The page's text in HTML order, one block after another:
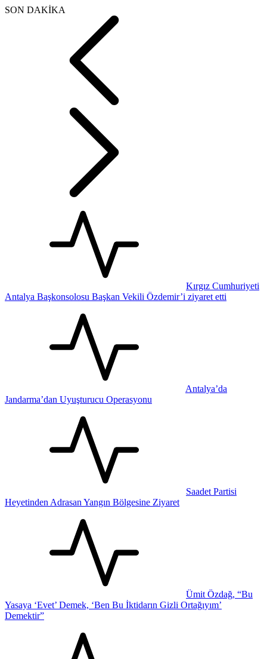
SON DAKİKA
Kırgız Cumhuriyeti
Antalya Başkonsolosu Başkan Vekili Özdemir’i ziyaret etti
Antalya’da
Jandarma’dan Uyuşturucu Operasyonu
Saadet Partisi
Heyetinden Adrasan Yangın Bölgesine Ziyaret
Ümit Özdağ, “Bu
Yasaya ‘Evet’ Demek, ‘Ben Bu İktidarın Gizli Ortağıyım’
Demektir”